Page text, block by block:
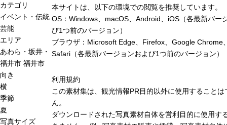
カテゴリ
イベント・伝統
芸能
エリア
あわら・坂井・
福井市 福井市
向き
横
季節
夏
写真サイズ
本サイトは、以下の環境での閲覧を推奨しています。
OS：Windows、macOS、Android、iOS（各最新バー
び1つ前のバージョン）
ブラウザ：Microsoft Edge、Firefox、Google Chrome
Safari（各最新バージョンおよび1つ前のバージョン）
利用規約
この素材集は、観光情報PR目的以外に使用することは
ん。
ダウンロードされた写真素材自体を営利目的に使用す